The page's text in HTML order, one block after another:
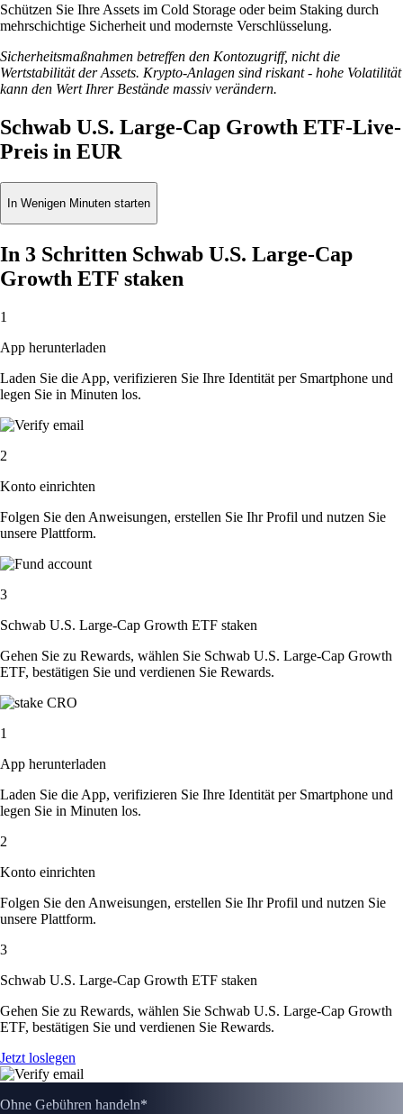
Schützen Sie Ihre Assets im Cold Storage oder beim Staking durch
mehrschichtige Sicherheit und modernste Verschlüsselung.
Sicherheitsmaßnahmen betreffen den Kontozugriff, nicht die
Wertstabilität der Assets. Krypto-Anlagen sind riskant - hohe Volatilität
kann den Wert Ihrer Bestände massiv verändern.
Schwab U.S. Large-Cap Growth ETF-Live-
Preis in EUR
In Wenigen Minuten starten
In 3 Schritten Schwab U.S. Large-Cap
Growth ETF staken
1
App herunterladen
Laden Sie die App, verifizieren Sie Ihre Identität per Smartphone und
legen Sie in Minuten los.
2
Konto einrichten
Folgen Sie den Anweisungen, erstellen Sie Ihr Profil und nutzen Sie
unsere Plattform.
3
Schwab U.S. Large-Cap Growth ETF staken
Gehen Sie zu Rewards, wählen Sie Schwab U.S. Large-Cap Growth
ETF, bestätigen Sie und verdienen Sie Rewards.
1
App herunterladen
Laden Sie die App, verifizieren Sie Ihre Identität per Smartphone und
legen Sie in Minuten los.
2
Konto einrichten
Folgen Sie den Anweisungen, erstellen Sie Ihr Profil und nutzen Sie
unsere Plattform.
3
Schwab U.S. Large-Cap Growth ETF staken
Gehen Sie zu Rewards, wählen Sie Schwab U.S. Large-Cap Growth
ETF, bestätigen Sie und verdienen Sie Rewards.
Jetzt loslegen
Ohne Gebühren handeln*